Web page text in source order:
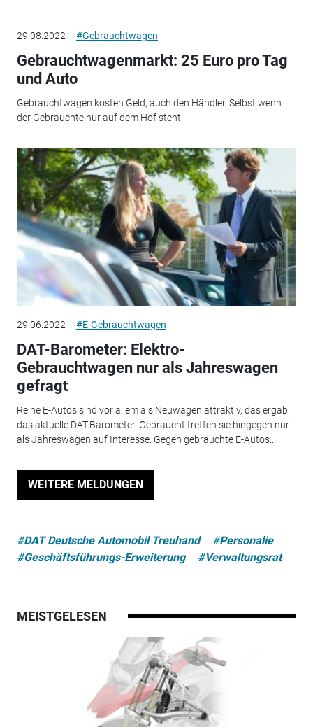
29.08.2022 #Gebrauchtwagen
Gebrauchtwagenmarkt: 25 Euro pro Tag
und Auto
Gebrauchtwagen kosten Geld, auch den Händler. Selbst wenn
der Gebrauchte nur auf dem Hof steht.
29.06.2022 #E-Gebrauchtwagen
DAT-Barometer: Elektro-
Gebrauchtwagen nur als Jahreswagen
gefragt
Reine E-Autos sind vor allem als Neuwagen attraktiv, das ergab
das aktuelle DAT-Barometer. Gebraucht treffen sie hingegen nur
als Jahreswagen auf Interesse. Gegen gebrauchte E-Autos...
WEITERE MELDUNGEN
#DAT Deutsche Automobil Treuhand
#Personalie
#Geschäftsführungs-Erweiterung
#Verwaltungsrat
MEISTGELESEN